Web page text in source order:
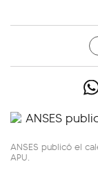
ANSES publicó el
APU.